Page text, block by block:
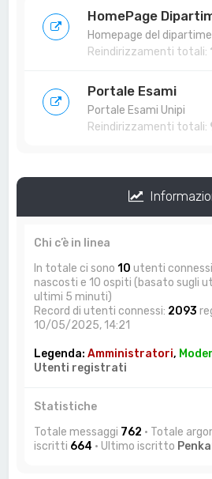
HomePage
Homepage del
Reindirizzamenti totali:
Portale Esami
Portale Esami Unipi
Reindirizzamenti totali:
Chi c’è in linea
In totale ci sono10 utenti
nascosti e 10 ospiti (basato sugli
ultimi 5 minuti)
Record di utenti connessi: 2093
10/05/2025, 14:21
Legenda:Amministratori,
Utenti registrati
Statistiche
Totale messaggi 762 • Totale
iscritti 664 • Ultimo iscritto